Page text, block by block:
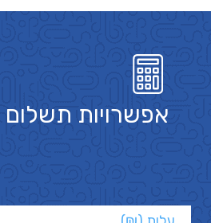
אפשרויות תשלום